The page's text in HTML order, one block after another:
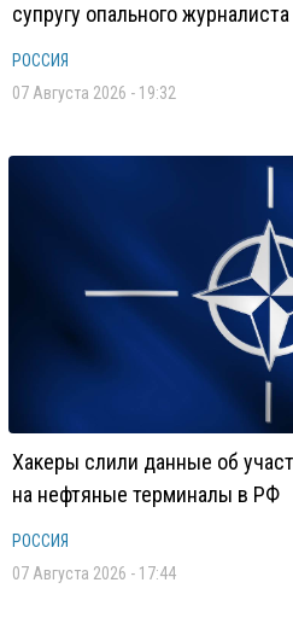
супругу опального журналиста
РОССИЯ
07 Августа 2026 - 19:32
Хакеры слили данные об
на нефтяные терминалы в РФ
РОССИЯ
07 Августа 2026 - 17:44